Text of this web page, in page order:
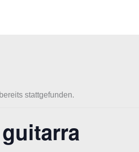
stattgefunden.